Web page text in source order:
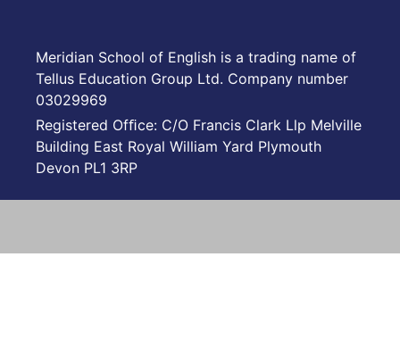
Meridian School of English is a trading name of
Tellus Education Group Ltd. Company number
03029969
Registered Ofﬁce: C/O Francis Clark Llp Melville
Building East Royal William Yard Plymouth
Devon PL1 3RP